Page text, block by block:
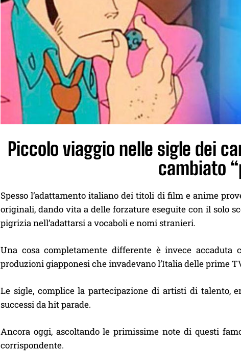
Piccolo viaggio nelle sigle dei
cambiato
Spesso l’adattamento italiano dei titoli di film e anime
originali, dando vita a delle forzature eseguite con il solo
pigrizia nell’adattarsi a vocaboli e nomi stranieri.
Una cosa completamente differente è invece
produzioni giapponesi che invadevano l’Italia delle prime
Le sigle, complice la partecipazione di artisti di talento,
successi da hit parade.
Ancora oggi, ascoltando le primissime note di questi
corrispondente.